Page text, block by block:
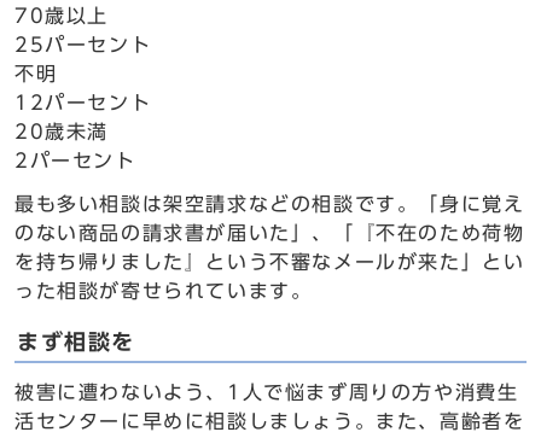
70歳以上
25パーセント
不明
12パーセント
20歳未満
2パーセント
最も多い相談は架空請求などの相談です。「身に覚え
のない商品の請求書が届いた」、「『不在のため荷物
を持ち帰りました』という不審なメールが来た」とい
った相談が寄せられています。
まず相談を
被害に遭わないよう、1人で悩まず周りの方や消費生
活センターに早めに相談しましょう。また、高齢者を